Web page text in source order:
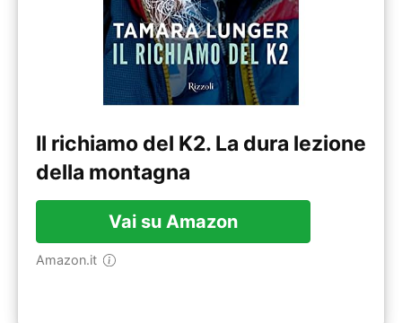
Il richiamo del K2. La dura lezione
della montagna
Vai su Amazon
Amazon.it